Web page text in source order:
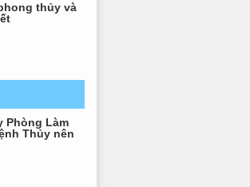
thủy và
Phòng Làm
Thủy nên